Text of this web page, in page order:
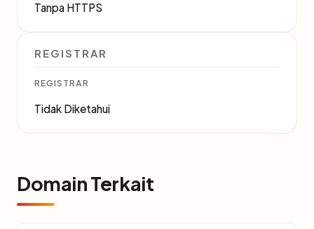
Tanpa HTTPS
REGISTRAR
REGISTRAR
Tidak Diketahui
Domain Terkait